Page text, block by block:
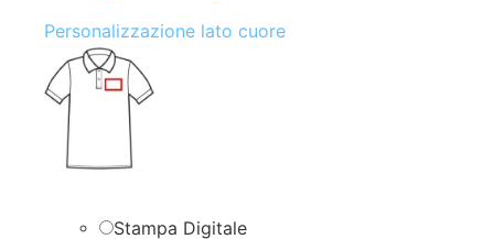
Personalizzazione lato cuore
Stampa Digitale